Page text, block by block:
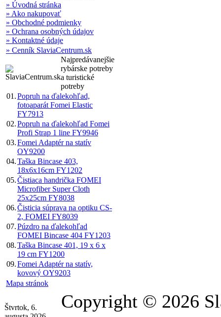
» Úvodná stránka
» Ako nakupovať
» Obchodné podmienky
» Ochrana osobných údajov
» Kontaktné údaje
» Cenník SlaviaCentrum.sk
Najpredávanejšie
rybárske potreby
a turistické
potreby
01.Popruh na ďalekohľad,
fotoaparát Fomei Elastic
FY7913
02.Popruh na ďalekohľad Fomei
Profi Strap 1 line FY9946
03.Fomei Adaptér na statív
OY9200
04.Taška Bincase 403,
18x6x16cm FY1202
05.Čistiaca handrička FOMEI
Microfiber Super Cloth
25x25cm FY8038
06.Čisticia súprava na optiku CS-
2, FOMEI FY8039
07.Púzdro na ďalekohľad
FOMEI Bincase 404 FY1203
08.Taška Bincase 401, 19 x 6 x
19 cm FY1200
09.Fomei Adaptér na statív,
kovový OY9203
Mapa stránok
Štvrtok, 6.
Copyright © 2026